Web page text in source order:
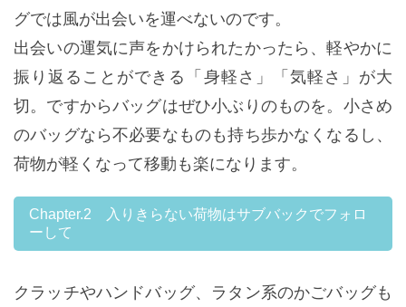
グでは風が出会いを運べないのです。
出会いの運気に声をかけられたかったら、軽やかに
振り返ることができる「身軽さ」「気軽さ」が大
切。ですからバッグはぜひ小ぶりのものを。小さめ
のバッグなら不必要なものも持ち歩かなくなるし、
荷物が軽くなって移動も楽になります。
Chapter.2 入りきらない荷物はサブバックでフォロ
ーして
クラッチやハンドバッグ、ラタン系のかごバッグも